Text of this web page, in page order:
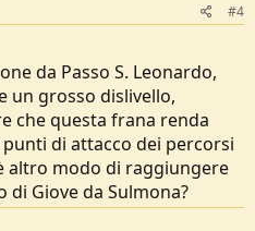
#4
da Passo S. Leonardo,
un grosso dislivello,
che questa frana renda
di attacco dei percorsi
altro modo di raggiungere
di Giove da Sulmona?